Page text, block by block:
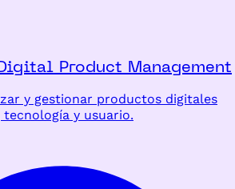
Product Management
y gestionar productos digitales
y usuario.